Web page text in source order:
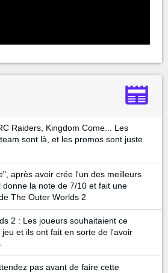
Raiders, Kingdom Come... Les
sont là, et les promos sont juste
après avoir crée l'un des meilleurs
donne la note de 7/10 et fait une
The Outer Worlds 2
2 : Les joueurs souhaitaient ce
et ils ont fait en sorte de l'avoir
pas avant de faire cette